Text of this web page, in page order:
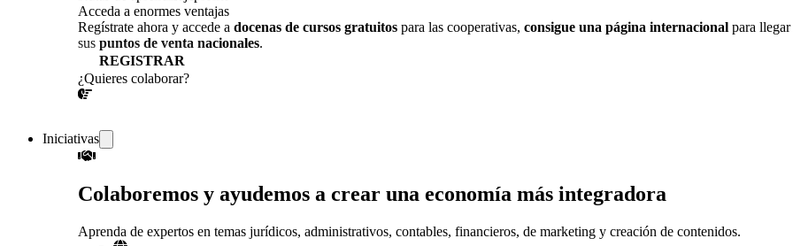
Acceda a enormes ventajas
Regístrate ahora y accede a docenas de cursos gratuitos para las cooperativas, consigue una página internacional para
sus puntos de venta nacionales.
REGISTRAR
¿Quieres colaborar?
Iniciativas
Colaboremos y ayudemos a crear una economía más integradora
Aprenda de expertos en temas jurídicos, administrativos, contables, financieros, de marketing y creación de contenidos.